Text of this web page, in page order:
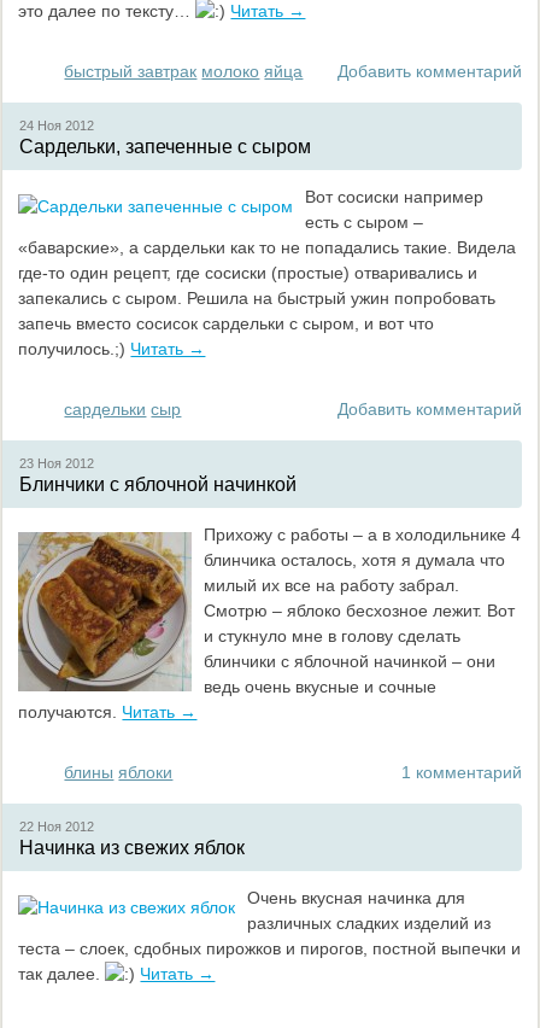
это далее по тексту…
Читать →
быстрый завтрак молоко яйца Добавить комментарий
24 Ноя2012
Сардельки, запеченные с сыром
Вот сосиски например
есть с сыром –
«баварские», а сардельки как то не попадались такие. Видела
где-то один рецепт, где сосиски (простые) отваривались и
запекались с сыром. Решила на быстрый ужин попробовать
запечь вместо сосисок сардельки с сыром, и вот что
получилось.;) Читать →
сардельки сыр Добавить комментарий
23 Ноя2012
Блинчики с яблочной начинкой
Прихожу с работы – а в холодильнике 4
блинчика осталось, хотя я думала что
милый их все на работу забрал.
Смотрю – яблоко бесхозное лежит. Вот
и стукнуло мне в голову сделать
блинчики с яблочной начинкой – они
ведь очень вкусные и сочные
получаются.
Читать →
блины яблоки 1 комментарий
22 Ноя2012
Начинка из свежих яблок
Очень вкусная начинка для
различных сладких изделий из
теста – слоек, сдобных пирожков и пирогов, постной выпечки и
так далее.
Читать →